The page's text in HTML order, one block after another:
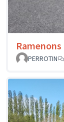
PERROTIN